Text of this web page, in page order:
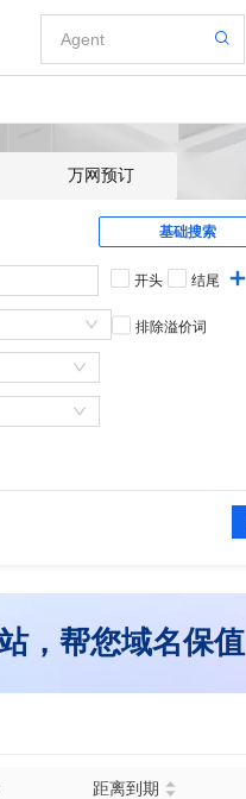
万网预订
基础搜索
开头 结尾
排除溢价词
，帮您域名保值
距离到期